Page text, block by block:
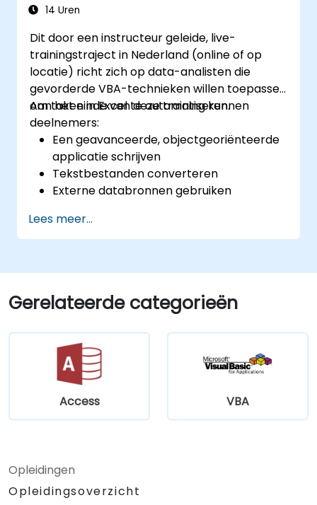
14 Uren
Dit door een instructeur geleide, live-
trainingstraject in Nederland (online of op
locatie) richt zich op data-analisten die
gevorderde VBA-technieken willen toepassen
om taken in Excel te automatiseren.
Aan het einde van deze training kunnen
deelnemers:
Een geavanceerde, objectgeoriënteerde
applicatie schrijven
Tekstbestanden converteren
Externe databronnen gebruiken
Lees meer...
Gerelateerde categorieën
Access VBA
Opleidingen
Opleidingsoverzicht